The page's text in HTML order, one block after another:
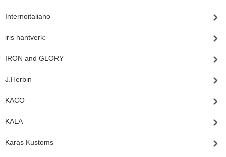
Internoitaliano
iris hantverk:
IRON and GLORY
J.Herbin
KACO
KALA
Karas Kustoms